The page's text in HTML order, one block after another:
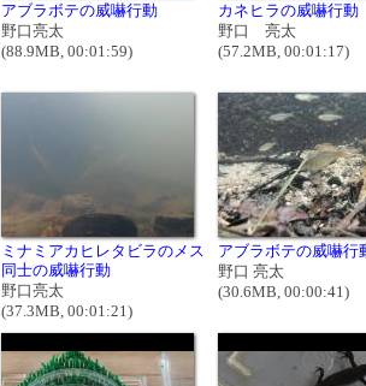
アブラボテの威嚇行動
野口亮太
(88.9MB, 00:01:59)
カネヒラの威嚇行動
野口 亮太
(57.2MB, 00:01:17)
ミナミアカヒレタビラのメス
同士の威嚇行動
野口亮太
(37.3MB, 00:01:21)
アブラボテの威嚇行
野口 亮太
(30.6MB, 00:00:41)